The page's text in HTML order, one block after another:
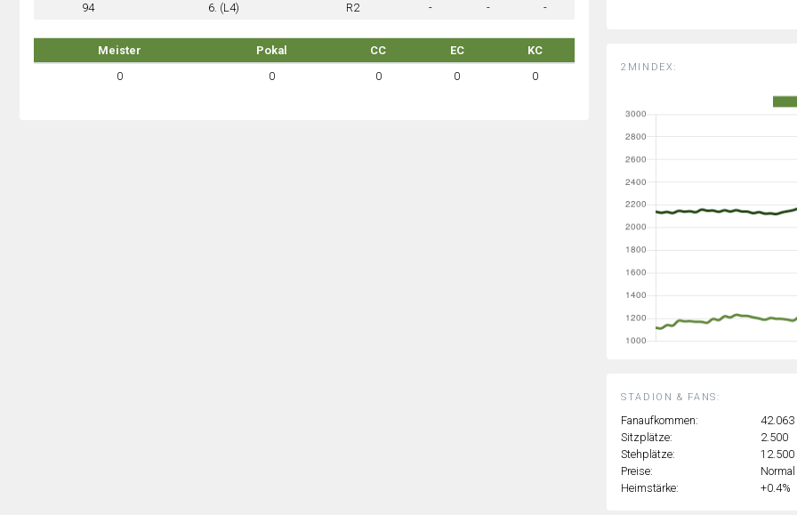
94
6. (L4) R2 - - -
Meister Pokal CC EC
KC
0
0 0 0 0
2MINDEX:
STADION & FANS:
Fanaufkommen:
42.063
Sitzplätze:
2.500
Stehplätze:
12.500
Preise:
Normal
Heimstärke:
+0.4%